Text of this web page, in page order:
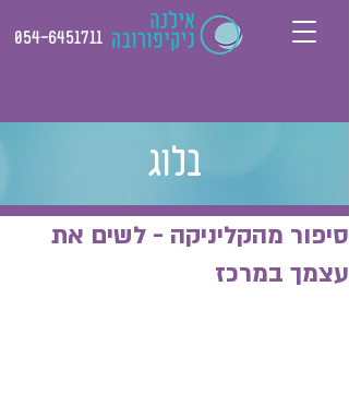
054-6451711
בלוג
סיפור מהקליניקה - לשים את
עצמך במרכז